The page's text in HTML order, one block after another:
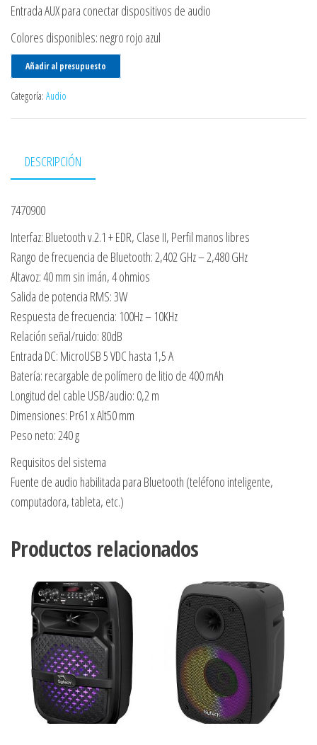
Entrada AUX para conectar dispositivos de audio
Colores disponibles: negro rojo azul
Añadir al presupuesto
Categoría: Audio
DESCRIPCIÓN
7470900
Interfaz: Bluetooth v.2.1 + EDR, Clase II, Perfil manos libres
Rango de frecuencia de Bluetooth: 2,402 GHz – 2,480 GHz
Altavoz: 40 mm sin imán, 4 ohmios
Salida de potencia RMS: 3W
Respuesta de frecuencia: 100Hz – 10KHz
Relación señal/ruido: 80dB
Entrada DC: MicroUSB 5 VDC hasta 1,5 A
Batería: recargable de polímero de litio de 400 mAh
Longitud del cable USB/audio: 0,2 m
Dimensiones: Pr61 x Alt50 mm
Peso neto: 240 g
Requisitos del sistema
Fuente de audio habilitada para Bluetooth (teléfono inteligente,
computadora, tableta, etc.)
Productos relacionados